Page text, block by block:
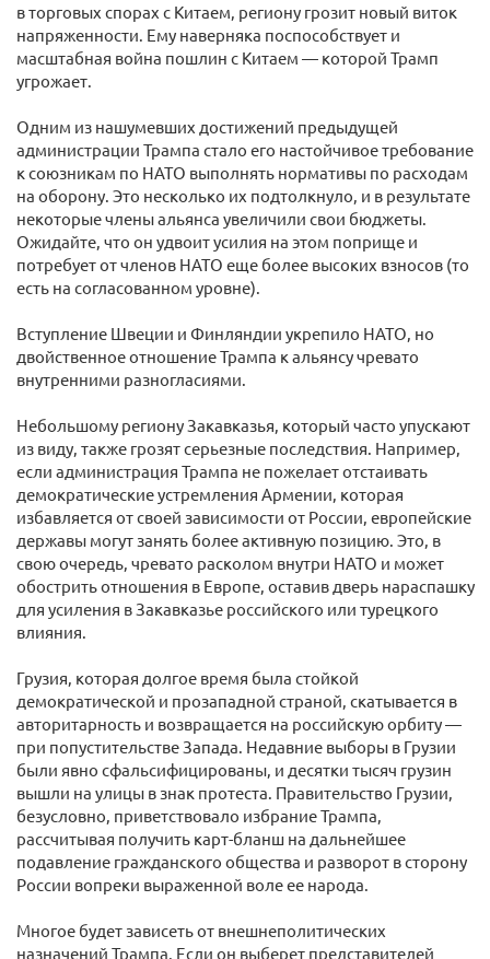
в торговых спорах с Китаем, региону грозит новый виток
напряженности. Ему наверняка поспособствует и
масштабная война пошлин с Китаем — которой Трамп
угрожает.
Одним из нашумевших достижений предыдущей
администрации Трампа стало его настойчивое требование
к союзникам по НАТО выполнять нормативы по расходам
на оборону. Это несколько их подтолкнуло, и в результате
некоторые члены альянса увеличили свои бюджеты.
Ожидайте, что он удвоит усилия на этом поприще и
потребует от членов НАТО еще более высоких взносов (то
есть на согласованном уровне).
Вступление Швеции и Финляндии укрепило НАТО, но
двойственное отношение Трампа к альянсу чревато
внутренними разногласиями.
Небольшому региону Закавказья, который часто упускают
из виду, также грозят серьезные последствия. Например,
если администрация Трампа не пожелает отстаивать
демократические устремления Армении, которая
избавляется от своей зависимости от России, европейские
державы могут занять более активную позицию. Это, в
свою очередь, чревато расколом внутри НАТО и может
обострить отношения в Европе, оставив дверь нараспашку
для усиления в Закавказье российского или турецкого
влияния.
Грузия, которая долгое время была стойкой
демократической и прозападной страной, скатывается в
авторитарность и возвращается на российскую орбиту —
при попустительстве Запада. Недавние выборы в Грузии
были явно сфальсифицированы, и десятки тысяч грузин
вышли на улицы в знак протеста. Правительство Грузии,
безусловно, приветствовало избрание Трампа,
рассчитывая получить карт-бланш на дальнейшее
подавление гражданского общества и разворот в сторону
России вопреки выраженной воле ее народа.
Многое будет зависеть от внешнеполитических
назначений Трампа. Если он выберет представителей